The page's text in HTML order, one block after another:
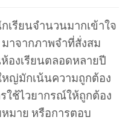
รียนจำนวนมากเข้าใจ
าจากภาพจำที่สั่งสม
องเรียนตลอดหลายปี
หญ่มักเน้นความถูกต้อง
ใช้ไวยากรณ์ให้ถูกต้อง
มาย หรือการตอบ